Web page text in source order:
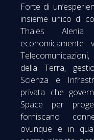
Forte di
insieme unico di
Thales
economicamente
della Terra,
Scienza e
privata che
Space per
forniscano
ovunque e in